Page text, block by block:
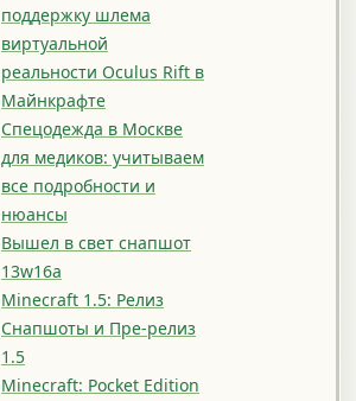
поддержку шлема
виртуальной
реальности Oculus Rift в
Майнкрафте
Спецодежда в Москве
для медиков: учитываем
все подробности и
нюансы
Вышел в свет снапшот
13w16a
Minecraft 1.5: Релиз
Снапшоты и Пре-релиз
1.5
Minecraft: Pocket Edition